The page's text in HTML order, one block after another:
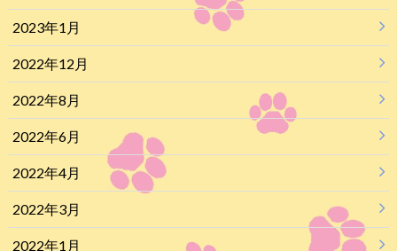
2023年1月
2022年12月
2022年8月
2022年6月
2022年4月
2022年3月
2022年1月